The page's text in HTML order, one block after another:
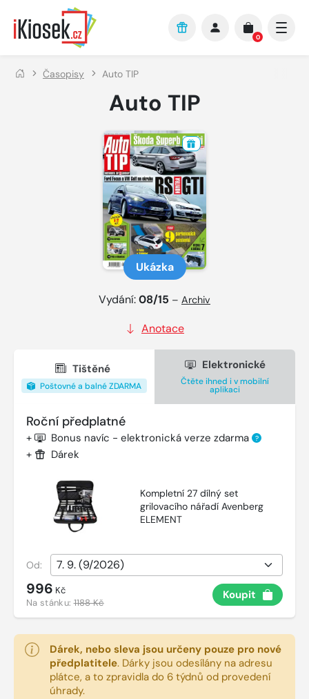
Přejít na hlavní obsah
0
Časopisy Auto TIP
Auto TIP
Ukázka
Vydání:08/15 – Archiv
Anotace
Tištěné
Poštovné a balné ZDARMA
Elektronické
Čtěte ihned i v mobilní
aplikaci
Roční předplatné
+ Bonus navíc - elektronická verze zdarma ?
+ Dárek
Kompletní 27 dílný set
grilovacího nářadí Avenberg
ELEMENT
Od:
996 Kč
Na stánku:1188 Kč
Koupit
Dárek, nebo sleva jsou určeny pouze pro nové
předplatitele. Dárky jsou odesílány na adresu
plátce, a to zpravidla do 6 týdnů od provedení
úhrady.